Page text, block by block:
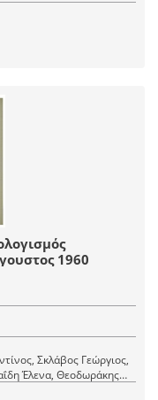
1960
Σκλάβος Γεώργιος,
Έλενα, Θεοδωράκης
Καλομοίρης